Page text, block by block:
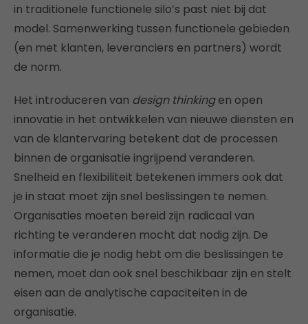
in traditionele functionele silo’s past niet bij dat
model. Samenwerking tussen functionele gebieden
(en met klanten, leveranciers en partners) wordt
de norm.
Het introduceren van design thinkingen open
innovatie in het ontwikkelen van nieuwe diensten en
van de klantervaring betekent dat de processen
binnen de organisatie ingrijpend veranderen.
Snelheid en flexibiliteit betekenen immers ook dat
je in staat moet zijn snel beslissingen te nemen.
Organisaties moeten bereid zijn radicaal van
richting te veranderen mocht dat nodig zijn. De
informatie die je nodig hebt om die beslissingen te
nemen, moet dan ook snel beschikbaar zijn en stelt
eisen aan de analytische capaciteiten in de
organisatie.